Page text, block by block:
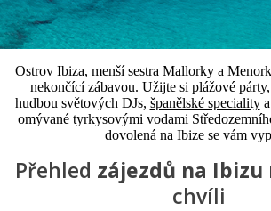
Ostrov Ibiza, menší sestra Mallorkya
nekončící zábavou. Užijte si plážové
hudbou světových DJs, španělské specialitya
omývané tyrkysovými vodami
dovolená na Ibize se vám
Přehled zájezdů na Ibizu
chvíli